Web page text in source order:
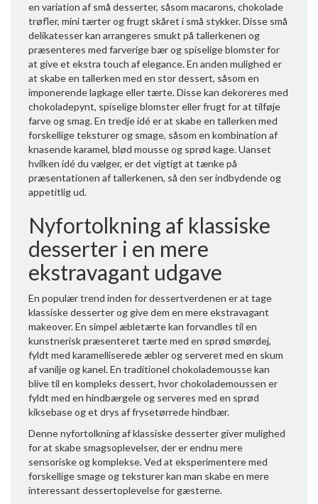
en variation af små desserter, såsom macarons, chokolade
trøfler, mini tærter og frugt skåret i små stykker. Disse små
delikatesser kan arrangeres smukt på tallerkenen og
præsenteres med farverige bær og spiselige blomster for
at give et ekstra touch af elegance. En anden mulighed er
at skabe en tallerken med en stor dessert, såsom en
imponerende lagkage eller tærte. Disse kan dekoreres med
chokoladepynt, spiselige blomster eller frugt for at tilføje
farve og smag. En tredje idé er at skabe en tallerken med
forskellige teksturer og smage, såsom en kombination af
knasende karamel, blød mousse og sprød kage. Uanset
hvilken idé du vælger, er det vigtigt at tænke på
præsentationen af tallerkenen, så den ser indbydende og
appetitlig ud.
Nyfortolkning af klassiske
desserter i en mere
ekstravagant udgave
En populær trend inden for dessertverdenen er at tage
klassiske desserter og give dem en mere ekstravagant
makeover. En simpel æbletærte kan forvandles til en
kunstnerisk præsenteret tærte med en sprød smørdej,
fyldt med karamelliserede æbler og serveret med en skum
af vanilje og kanel. En traditionel chokolademousse kan
blive til en kompleks dessert, hvor chokolademoussen er
fyldt med en hindbærgele og serveres med en sprød
kiksebase og et drys af frysetørrede hindbær.
Denne nyfortolkning af klassiske desserter giver mulighed
for at skabe smagsoplevelser, der er endnu mere
sensoriske og komplekse. Ved at eksperimentere med
forskellige smage og teksturer kan man skabe en mere
interessant dessertoplevelse for gæsterne.